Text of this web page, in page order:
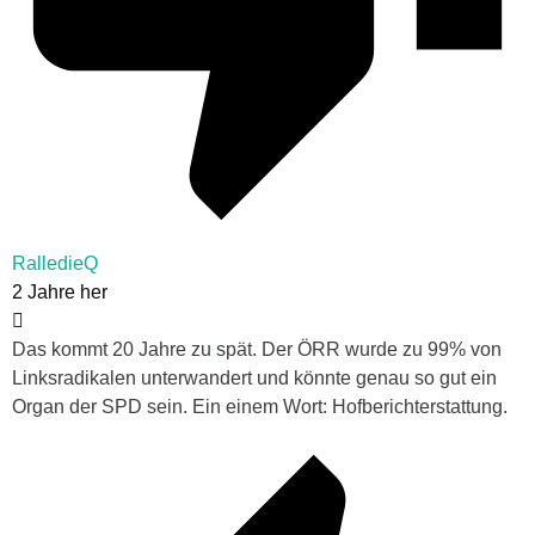
RalledieQ
2 Jahre her
Das kommt 20 Jahre zu spät. Der ÖRR wurde zu 99% von
Linksradikalen unterwandert und könnte genau so gut ein
Organ der SPD sein. Ein einem Wort: Hofberichterstattung.